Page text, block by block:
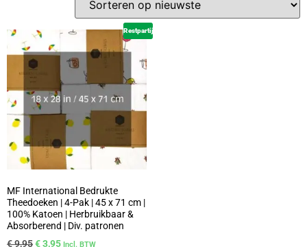
Restpartij
MF International Bedrukte
Theedoeken | 4-Pak | 45 x 71 cm |
100% Katoen | Herbruikbaar &
Absorberend | Div. patronen
€9,95€3,95 Incl. BTW